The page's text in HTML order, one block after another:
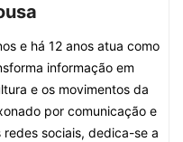
e há 12 anos atua como
informação em
e os movimentos da
por comunicação e
sociais, dedica-se a